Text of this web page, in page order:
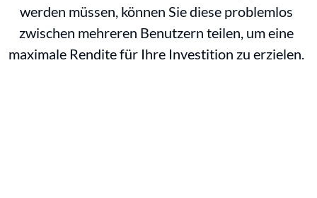
werden müssen, können Sie diese problemlos
zwischen mehreren Benutzern teilen, um eine
maximale Rendite für Ihre Investition zu erzielen.